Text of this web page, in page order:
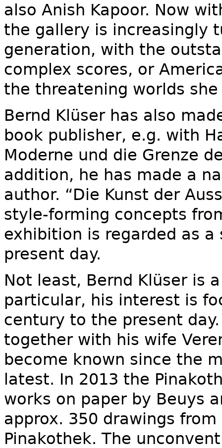
also Anish Kapoor. Now
the gallery is increasingly
generation, with the
complex scores, or
the threatening worlds
Bernd Klüser has also
book publisher, e.g. with
Moderne und die Grenze
addition, he has made a
author. “Die Kunst der
style-forming concepts
exhibition is regarded as
present day.
Not least, Bernd Klüser is
particular, his interest is
century to the present
together with his wife
become known since the
latest. In 2013 the
works on paper by Beuys
approx. 350 drawings
Pinakothek. The